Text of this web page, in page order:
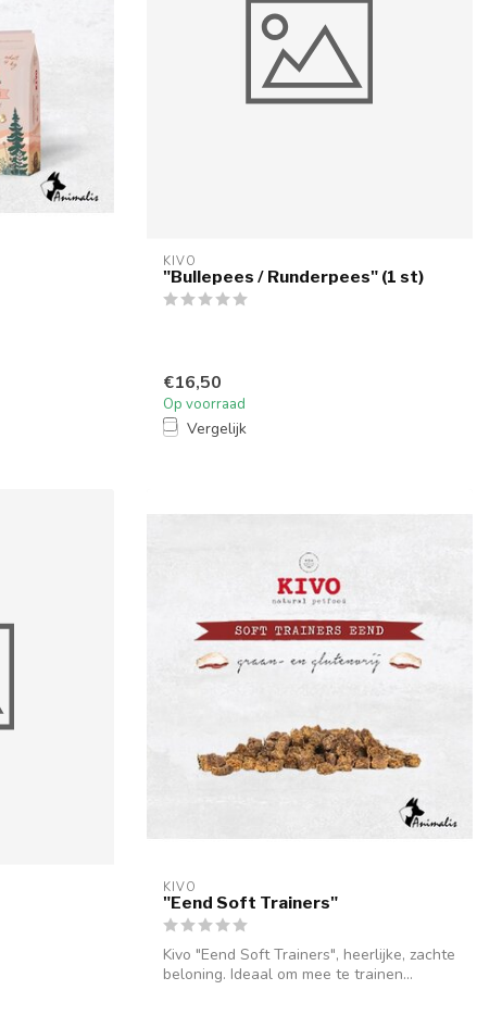
KIVO
"Bullepees / Runderpees" (1 st)
€16,50
Op voorraad
Vergelijk
KIVO
"Eend Soft Trainers"
Kivo "Eend Soft Trainers", heerlijke, zachte
beloning. Ideaal om mee te trainen...